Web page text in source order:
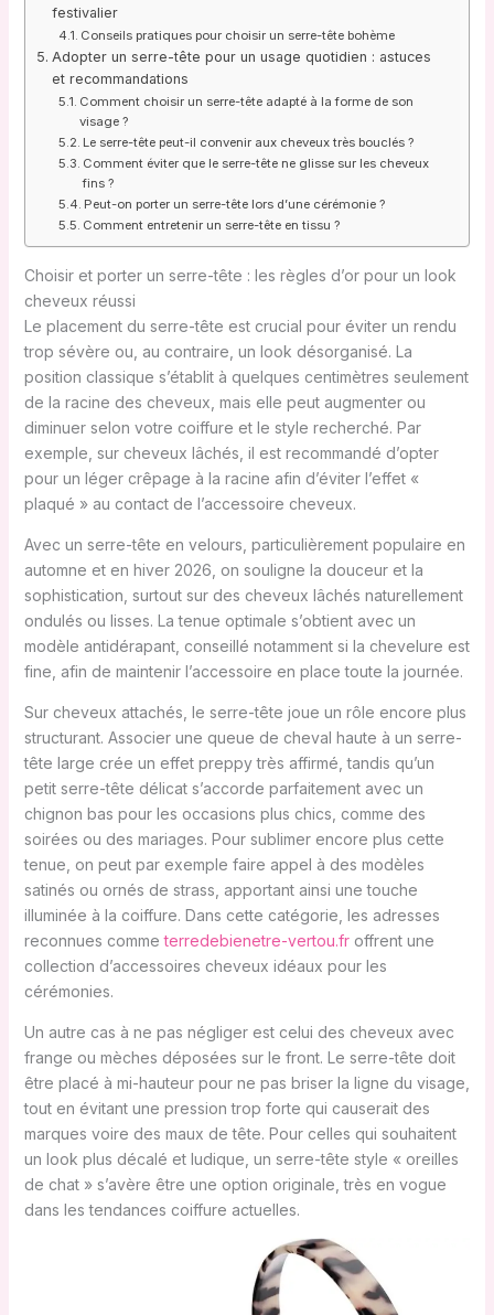
festivalier
Conseils pratiques pour choisir un serre-tête bohème
Adopter un serre-tête pour un usage quotidien : astuces
et recommandations
Comment choisir un serre-tête adapté à la forme de son
visage ?
Le serre-tête peut-il convenir aux cheveux très bouclés ?
Comment éviter que le serre-tête ne glisse sur les cheveux
fins ?
Peut-on porter un serre-tête lors d’une cérémonie ?
Comment entretenir un serre-tête en tissu ?
Choisir et porter un serre-tête : les règles d’or pour un look
cheveux réussi
Le placement du serre-tête est crucial pour éviter un rendu
trop sévère ou, au contraire, un look désorganisé. La
position classique s’établit à quelques centimètres seulement
de la racine des cheveux, mais elle peut augmenter ou
diminuer selon votre coiffure et le style recherché. Par
exemple, sur cheveux lâchés, il est recommandé d’opter
pour un léger crêpage à la racine afin d’éviter l’effet «
plaqué » au contact de l’accessoire cheveux.
Avec un serre-tête en velours, particulièrement populaire en
automne et en hiver 2026, on souligne la douceur et la
sophistication, surtout sur des cheveux lâchés naturellement
ondulés ou lisses. La tenue optimale s’obtient avec un
modèle antidérapant, conseillé notamment si la chevelure est
fine, afin de maintenir l’accessoire en place toute la journée.
Sur cheveux attachés, le serre-tête joue un rôle encore plus
structurant. Associer une queue de cheval haute à un serre-
tête large crée un effet preppy très affirmé, tandis qu’un
petit serre-tête délicat s’accorde parfaitement avec un
chignon bas pour les occasions plus chics, comme des
soirées ou des mariages. Pour sublimer encore plus cette
tenue, on peut par exemple faire appel à des modèles
satinés ou ornés de strass, apportant ainsi une touche
illuminée à la coiffure. Dans cette catégorie, les adresses
reconnues commeterredebienetre-vertou.froffrent une
collection d’accessoires cheveux idéaux pour les
cérémonies.
Un autre cas à ne pas négliger est celui des cheveux avec
frange ou mèches déposées sur le front. Le serre-tête doit
être placé à mi-hauteur pour ne pas briser la ligne du visage,
tout en évitant une pression trop forte qui causerait des
marques voire des maux de tête. Pour celles qui souhaitent
un look plus décalé et ludique, un serre-tête style « oreilles
de chat » s’avère être une option originale, très en vogue
dans les tendances coiffure actuelles.